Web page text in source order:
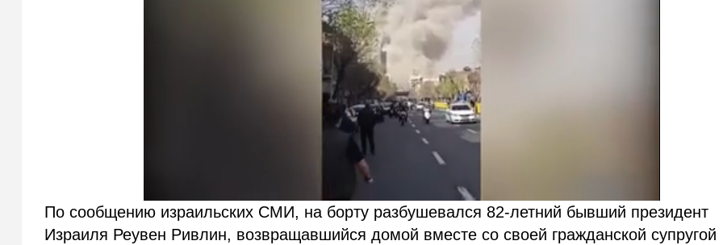
По сообщению израильских СМИ, на борту разбушевался 82-летний бывший президент
Израиля Реувен Ривлин, возвращавшийся домой вместе со своей гражданской супругой